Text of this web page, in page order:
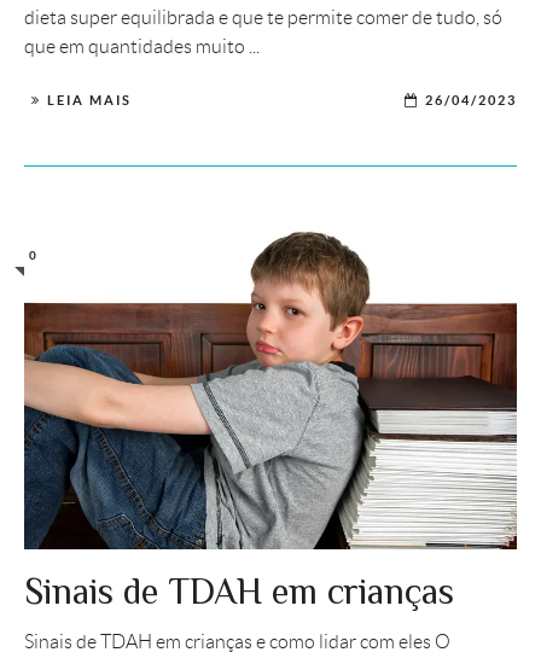
dieta super equilibrada e que te permite comer de tudo, só
que em quantidades muito ...
LEIA MAIS 26/04/2023
0
Sinais de TDAH em crianças
Sinais de TDAH em crianças e como lidar com eles O